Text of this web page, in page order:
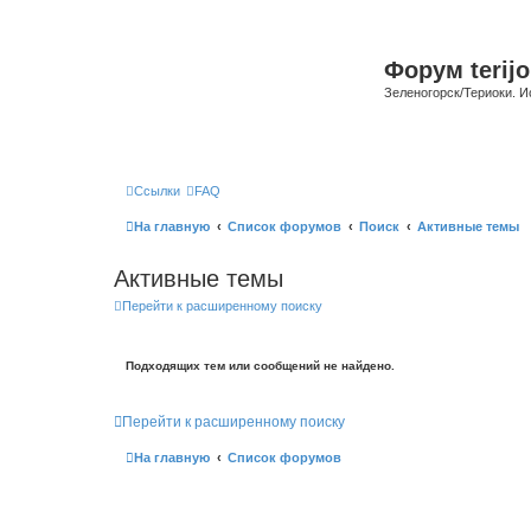
Форум
Зеленогорск/Териоки.
Ссылки FAQ
На главную Список форумов Поиск Активные темы
Активные темы
Перейти к расширенному поиску
Подходящих тем или сообщений не найдено.
Перейти к расширенному поиску
На главную Список форумов